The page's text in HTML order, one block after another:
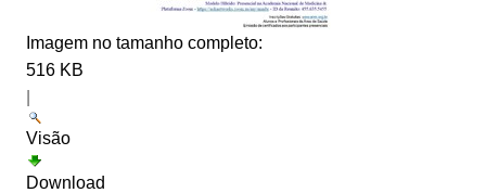
Imagem no tamanho completo:
516 KB
Visão
Download